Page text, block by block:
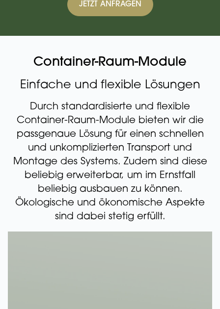
JETZT ANFRAGEN
Container-Raum-Module
Einfache und flexible Lösungen
Durch standardisierte und flexible
Container-Raum-Module bieten wir die
passgenaue Lösung für einen schnellen
und unkomplizierten Transport und
Montage des Systems. Zudem sind diese
beliebig erweiterbar, um im Ernstfall
beliebig ausbauen zu können.
Ökologische und ökonomische Aspekte
sind dabei stetig erfüllt.